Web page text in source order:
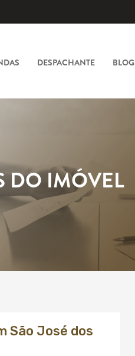
DESPACHANTE BLOG
DO IMÓVEL
São José dos